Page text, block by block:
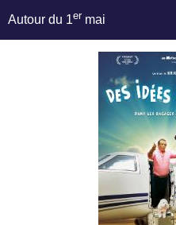
Autour du 1er mai